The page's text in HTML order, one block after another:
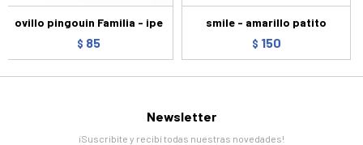
ovillo pingouin Familia - ipe
$ 85
smile - amarillo patito
$ 150
Newsletter
¡Suscribite y recibí todas nuestras novedades!